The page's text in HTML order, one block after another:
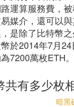
運算服務費，
媒介，還可以
是除了比特幣
於2014年7月
7200萬枚ETH。
共有多少枚
暗黑